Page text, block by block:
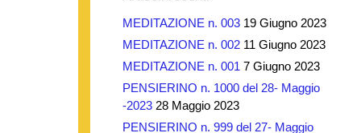
MEDITAZIONE n. 003 19 Giugno 2023
MEDITAZIONE n. 002 11 Giugno 2023
MEDITAZIONE n. 001 7 Giugno 2023
PENSIERINO n. 1000 del 28- Maggio
-2023 28 Maggio 2023
PENSIERINO n. 999 del 27- Maggio